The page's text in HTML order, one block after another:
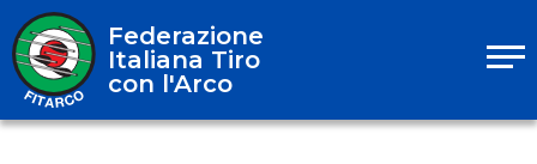
Federazione
Italiana Tiro
con l'Arco